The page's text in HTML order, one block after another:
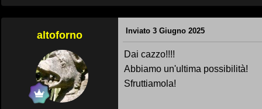
altoforno Inviato 3 Giugno 2025
Dai cazzo!!!!
Abbiamo un'ultima possibilità!
Sfruttiamola!